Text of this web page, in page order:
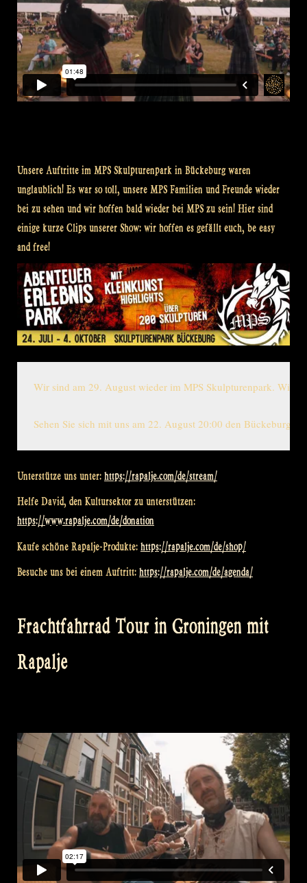
Unsere Auftritte im MPS Skulpturenpark in Bückeburg waren
unglaublich! Es war so toll, unsere MPS Familien und Freunde wieder
bei zu sehen und wir hoffen bald wieder bei MPS zu sein! Hier sind
einige kurze Clips unserer Show: wir hoffen es gefällt euch, be easy
and free!
Wir sind am 29. August wieder im MPS Skulpturenpark. Wir
Sehen Sie sich mit uns am 22. August 20:00 den Bückeburg
Unterstütze uns unter: https://rapalje.com/de/stream/
Helfe David, den Kultursektor zu unterstützen:
https://www.rapalje.com/de/donation
Kaufe schöne Rapalje-Produkte: https://rapalje.com/de/shop/
Besuche uns bei einem Auftritt: https://rapalje.com/de/agenda/
Frachtfahrrad Tour in Groningen mit
Rapalje